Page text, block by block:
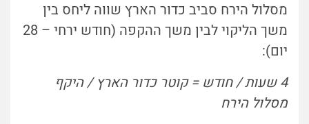
מסלול הירח סביב כדור הארץ שווה ליחס בין
משך הליקוי לבין משך ההקפה (חודש ירחי – 28
יום):
4 שעות / חודש = קוטר כדור הארץ / היקף
מסלול הירח